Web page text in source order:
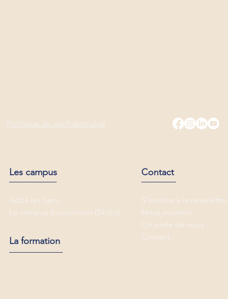
- Politique de confidentialité
Les campus
Ados les Sens
Le campus buissonnier (Ekölo)
La formation
Contact
S'inscrire à la newsletter
Nous soutenir
On parle de nous
Contact